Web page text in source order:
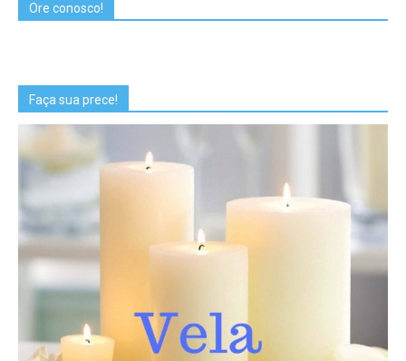
Ore conosco!
Faça sua prece!